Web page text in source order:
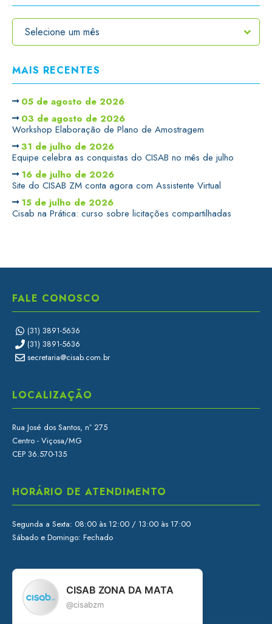
MAIS RECENTES
05 de agosto de 2026
03 de agosto de 2026
Workshop Elaboração de Plano de Amostragem
31 de julho de 2026
Equipe celebra as conquistas do CISAB no mês de julho
16 de julho de 2026
Site do CISAB ZM conta agora com Assistente Virtual
15 de julho de 2026
Cisab na Prática: curso sobre licitações compartilhadas
FALE CONOSCO
(31) 3891-5636
(31) 3891-5636
secretaria@cisab.com.br
LOCALIZAÇÃO
Rua José dos Santos, nº 275
Centro - Viçosa/MG
CEP 36.570-135
HORÁRIO DE ATENDIMENTO
Segunda a Sexta: 08:00 às 12:00 / 13:00 às 17:00
Sábado e Domingo: Fechado
CISAB ZONA DA MATA
@cisabzm